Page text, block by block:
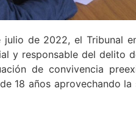
de 2022, el Tribunal
y responsable del delito
de convivencia
18 años aprovechando